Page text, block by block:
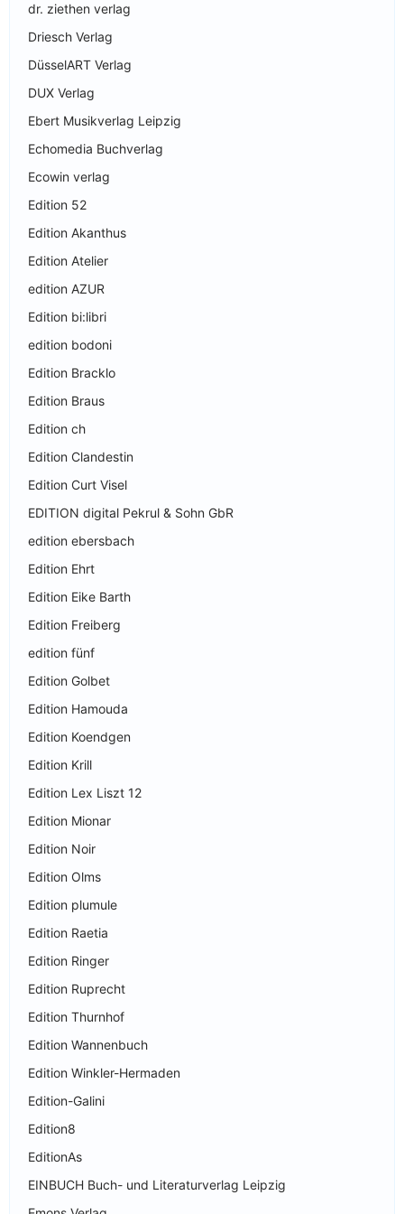
dr. ziethen verlag
Driesch Verlag
DüsselART Verlag
DUX Verlag
Ebert Musikverlag Leipzig
Echomedia Buchverlag
Ecowin verlag
Edition 52
Edition Akanthus
Edition Atelier
edition AZUR
Edition bi:libri
edition bodoni
Edition Bracklo
Edition Braus
Edition ch
Edition Clandestin
Edition Curt Visel
EDITION digital Pekrul & Sohn GbR
edition ebersbach
Edition Ehrt
Edition Eike Barth
Edition Freiberg
edition fünf
Edition Golbet
Edition Hamouda
Edition Koendgen
Edition Krill
Edition Lex Liszt 12
Edition Mionar
Edition Noir
Edition Olms
Edition plumule
Edition Raetia
Edition Ringer
Edition Ruprecht
Edition Thurnhof
Edition Wannenbuch
Edition Winkler-Hermaden
Edition-Galini
Edition8
EditionAs
EINBUCH Buch- und Literaturverlag Leipzig